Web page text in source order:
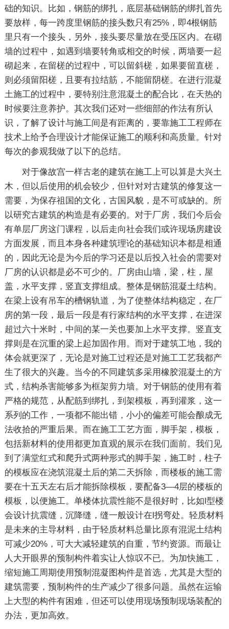
础的知识。比如，钢筋的绑扎，底层基础钢筋的绑扎首先
要放样，每一跨度里钢筋的接头数只有25%，即4根钢筋
里只有一个接头，另外，接头要尽量放在受压区内。在砌
墙的过程中，如遇到墙要转角或相交的时候，两墙要一起
砌起来，在留槎的过程中，可以留斜槎，如果要留直槎，
则必须留阳槎，且要有拉结筋，不能留阴槎。在进行混凝
土施工的过程中，要特别注意混凝土的配合比，在天热的
时候要注意养护。其次我们还对一些细部的作法有所认
识，了解了设计与施工间是有距离的，要靠施工工程师在
技术上给予合理设计才能保证施工的顺利和高质量。针对
每次的参观我做了以下的总结。
对于像故宫一样古老的建筑在施工上可以算是大兴土
木，但以后使用的机会较少，但针对对古建筑的修复这一
需要，为保存祖国的文化，古国风貌，是不可或缺的。所
以研究古建筑的构造是有必要的。对于厂房，我们今后会
有单层厂房这门课程，以后走向社会我们或许现场房建设
方面发展，而且本身各种建筑理论的基础知识本都是相通
的，因此无论是为今后的学习还是以后投入社会的需要对
厂房的认识都是必不可少的。厂房由山墙，梁，柱，屋
盖，水平支撑，竖直支撑组成。整体是钢筋混凝土结构。
在梁上设有吊车的槽钢轨道，为了使整体结构稳定，在厂
房的第一段，最后一段是有行家结构的水平支撑，在进深
超过六十米时，中间的某一关也要加上水平支撑。竖直支
撑则是在沉重的梁上起加固作用。而对于建筑工地，我的
体会就更深了，无论是对施工过程还是对施工工艺我都产
生了很大的兴趣。当今的不同建筑多采用橡胶混凝土的方
式，结构杀害能够多为框架剪力墙。对于钢筋的使用有着
严格的规范，从配筋到绑扎，到架模板，再到灌浆，这一
系列的工作，一项都不能出错，小小的偏差可能会酿成无
法收拾的严重后果。而在施工工艺方面，脚手架，模板，
包括新材料的使用都更加直观的展示在我们面前。我们见
到了满堂红式和爬升式两种形式的脚手架，施工时，柱子
的模板应在浇筑混凝土后的第二天拆除，而楼板的施工需
要在十五天左右后才能拆除模板，要配备3—4层的楼板的
模板，以便施工。单楼体抗震性能不是很好时，比如l型楼
会设计抗震缝，沉降缝，缝一般设计在l拐弯处。轻质材料
是未来的主导材料，由于轻质材料总量比原有混泥土结构
可减少20%，可大大减轻建筑的自重，节约资源。而最让
人大开眼界的预制构件着实让人惊叹不已。为加快施工，
缩短施工周期使用预制混凝图构件是首选，尤其是大型的
建筑需要，预制构件的生产减少了很多问题。虽然在运输
上大型的构件有困难，但还可以使用现场预制现场装配的
办法，更加高效。